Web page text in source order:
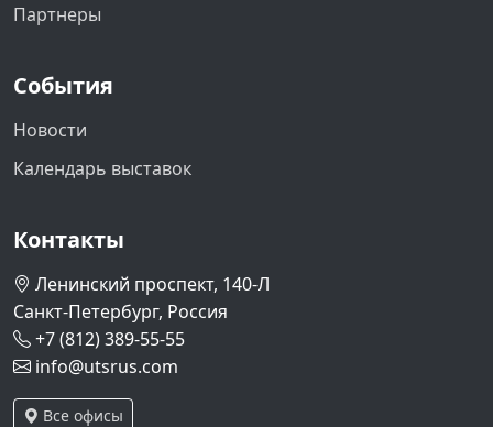
Партнеры
События
Новости
Календарь выставок
Контакты
Ленинский проспект, 140-Л
Санкт-Петербург, Россия
+7 (812) 389-55-55
info@utsrus.com
Все офисы